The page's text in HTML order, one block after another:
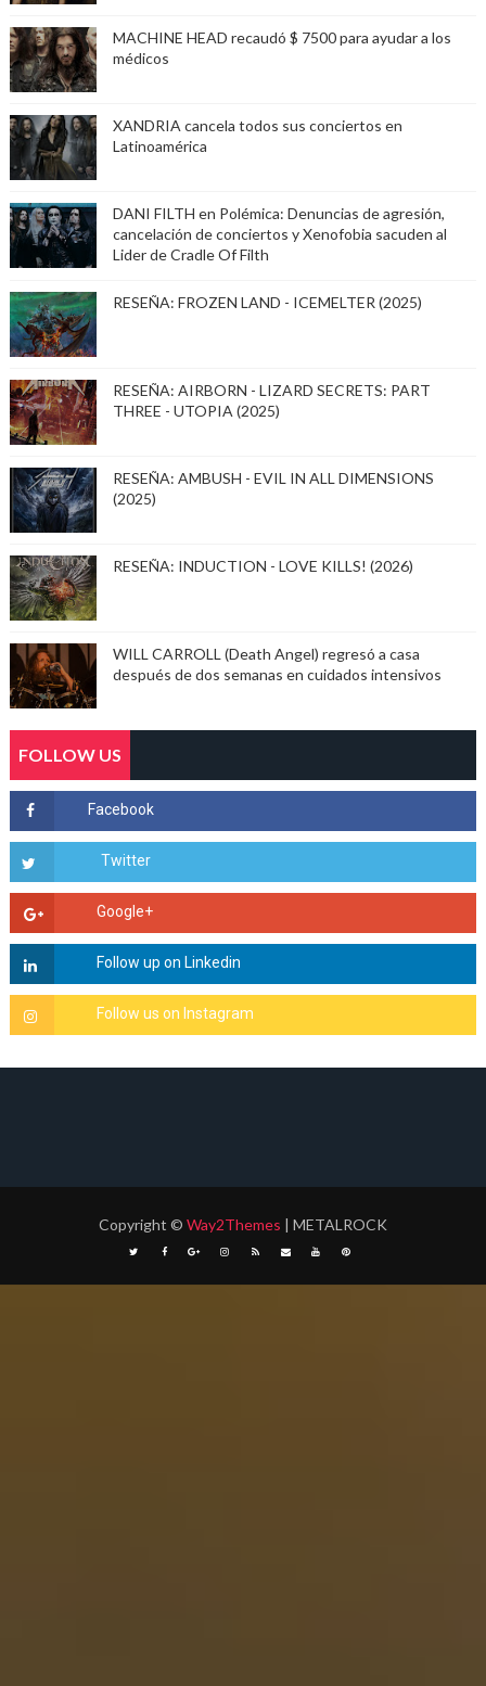
MACHINE HEAD recaudó $ 7500 para ayudar a los
médicos
XANDRIA cancela todos sus conciertos en
Latinoamérica
DANI FILTH en Polémica: Denuncias de agresión,
cancelación de conciertos y Xenofobia sacuden al
Lider de Cradle Of Filth
RESEÑA: FROZEN LAND - ICEMELTER (2025)
RESEÑA: AIRBORN - LIZARD SECRETS: PART
THREE - UTOPIA (2025)
RESEÑA: AMBUSH - EVIL IN ALL DIMENSIONS
(2025)
RESEÑA: INDUCTION - LOVE KILLS! (2026)
WILL CARROLL (Death Angel) regresó a casa
después de dos semanas en cuidados intensivos
FOLLOW US
Copyright © Way2Themes | METALROCK